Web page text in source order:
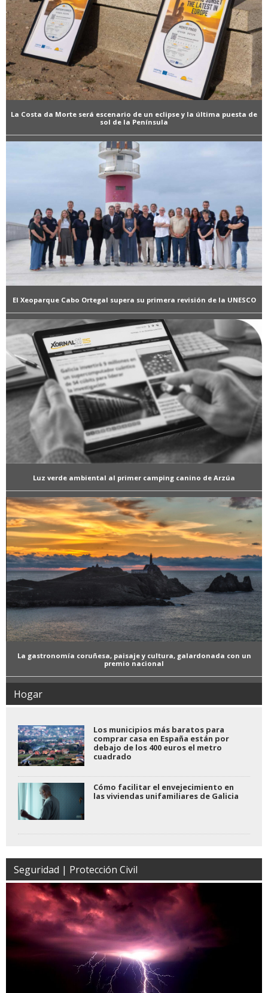
La Costa da Morte será escenario de un eclipse y la última puesta de
sol de la Península
El Xeoparque Cabo Ortegal supera su primera revisión de la UNESCO
Luz verde ambiental al primer camping canino de Arzúa
La gastronomía coruñesa, paisaje y cultura, galardonada con un
premio nacional
Hogar
Los municipios más baratos para
comprar casa en España están por
debajo de los 400 euros el metro
cuadrado
Cómo facilitar el envejecimiento en
las viviendas unifamiliares de Galicia
Seguridad | Protección Civil